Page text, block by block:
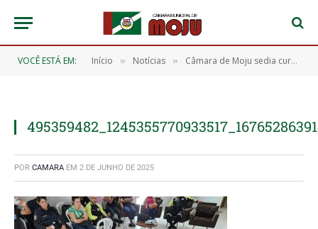
VOCÊ ESTÁ EM: Início » Notícias » Câmara de Moju sedia curso de Brigada de Incêndio promovido pelo Corpo de Bombeiros
POR CAMARA EM 2 DE JUNHO DE 2025